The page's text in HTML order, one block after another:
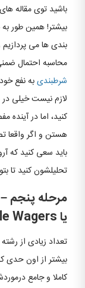
باشید توی مقاله
بیشتر! همین طور
بندی ها می
محاسبه احتمال
شرطبندیبه نفع
لازم نیست خیلی
کنید، اما در
هستن و اگر واقعا
باید سعی کنید که
تحلیلشون کنید تا
مرحله پنجم–
یاWagers
تعداد زیادی از
بیشتر از اون حدی
کاملا و جامع